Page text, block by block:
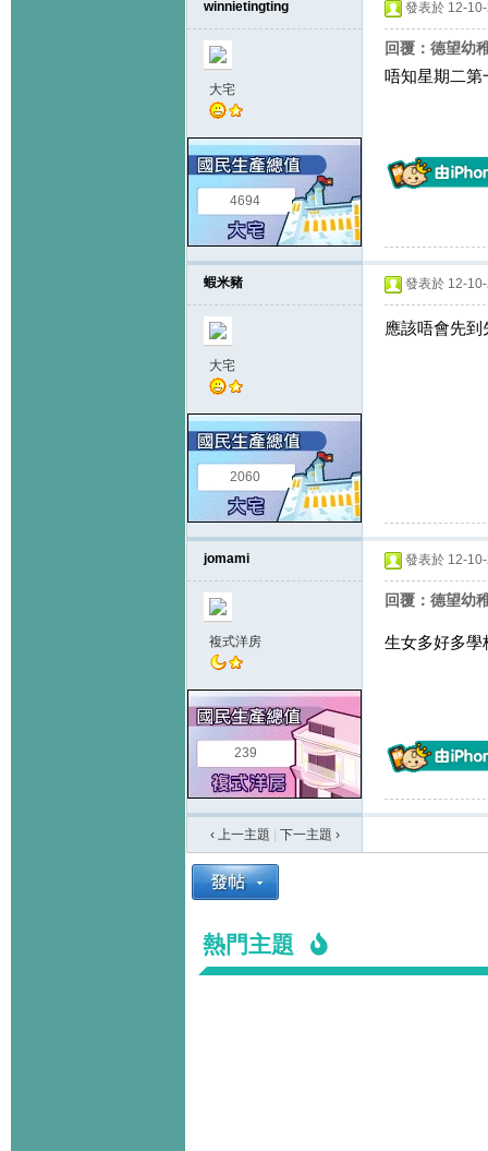
winnietingting
大宅
4694
發表於 12-
回覆：德望幼
唔知星期二第
蝦米豬
大宅
2060
發表於 12-
應該唔會先
jomami
複式洋房
239
發表於 12-
回覆：德望幼
生女多好多學
‹ 上一主題 下一主題 ›
熱門主題